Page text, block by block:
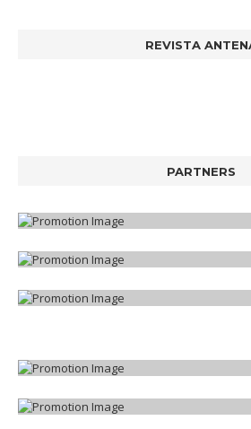
REVISTA
PARTNERS